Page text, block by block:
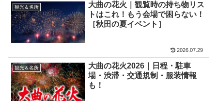
観光＆名所
大曲の花火｜観覧時の持ち物リス
トはこれ！もう会場で困らない！
［秋田の夏イベント］
2026.07.29
観光＆名所
大曲の花火2026｜日程・駐車
場・渋滞・交通規制・服装情報
も！